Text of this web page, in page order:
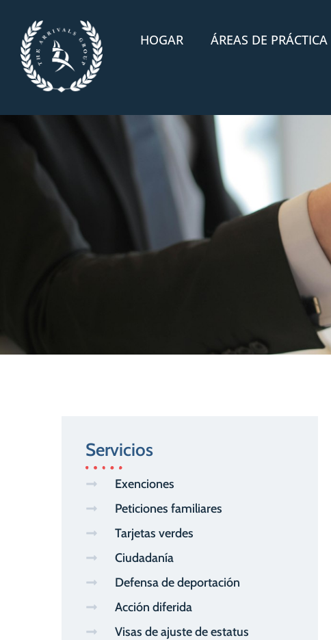
HOGAR ÁREAS DE PRÁCTICA
Servicios
Exenciones
Peticiones familiares
Tarjetas verdes
Ciudadanía
Defensa de deportación
Acción diferida
Visas de ajuste de estatus